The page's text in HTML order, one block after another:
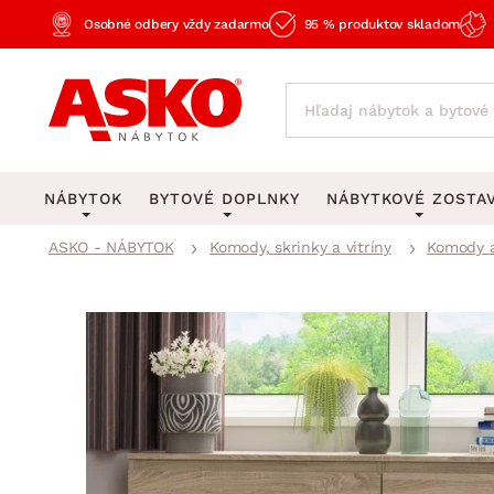
Osobné odbery vždy zadarmo 95 % produktov skladom
NÁBYTOK
Obývacia izba
Spálňa
Pracovňa a kancelária
BYTOVÉ DOPLNKY
Behúne a malé koberce
Detské koberce
Kúpeľňové predložky
Zobrazit vše
Stropné osvetlenie
Lustre a závesné
Stojacie lampy
Zobrazit vše
NÁBYTKOVÉ
Spálňové
Kancelárske
Kuchynské
Detské
Predsieňové
ASKO - NÁBYTOK Komody, skrinky a vitríny Komody